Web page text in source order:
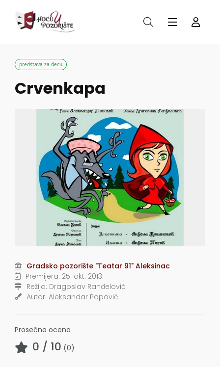
predstava za decu
Crvenkapa
Gradsko pozorište "Teatar 91" Aleksinac
Premijera: 25. okt. 2013.
Režija: Dragoslav Ranđelović
Autor: Aleksandar Popović
Prosečna ocena
0 / 10 (0)